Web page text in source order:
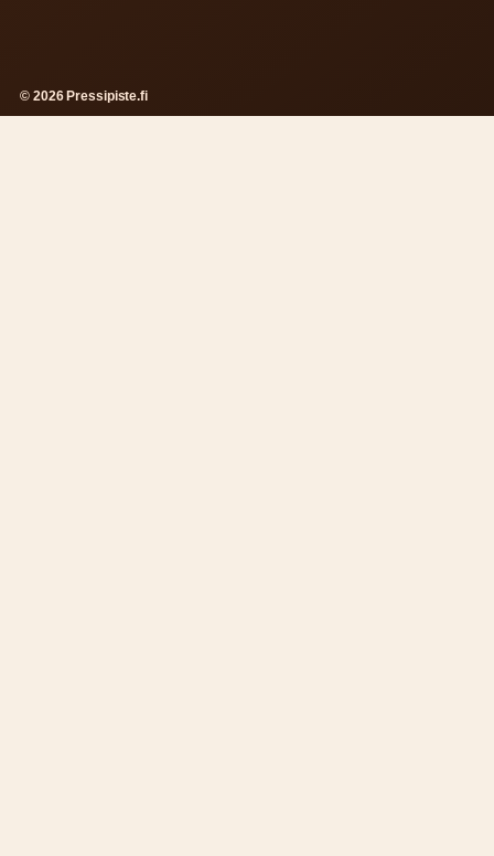
© 2026 Pressipiste.fi